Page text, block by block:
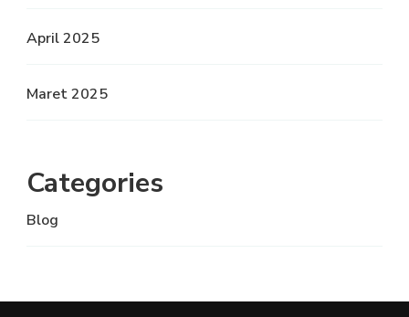
April 2025
Maret 2025
Categories
Blog